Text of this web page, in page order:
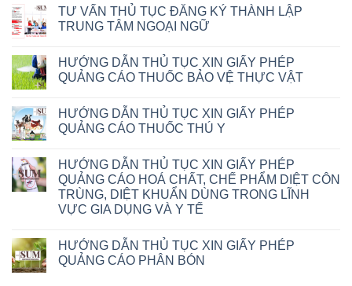
TƯ VẤN THỦ TỤC ĐĂNG KÝ THÀNH LẬP
TRUNG TÂM NGOẠI NGỮ
HƯỚNG DẪN THỦ TỤC XIN GIẤY PHÉP
QUẢNG CÁO THUỐC BẢO VỆ THỰC VẬT
HƯỚNG DẪN THỦ TỤC XIN GIẤY PHÉP
QUẢNG CÁO THUỐC THÚ Y
HƯỚNG DẪN THỦ TỤC XIN GIẤY PHÉP
QUẢNG CÁO HOÁ CHẤT, CHẾ PHẨM DIỆT CÔN
TRÙNG, DIỆT KHUẨN DÙNG TRONG LĨNH
VỰC GIA DỤNG VÀ Y TẾ
HƯỚNG DẪN THỦ TỤC XIN GIẤY PHÉP
QUẢNG CÁO PHÂN BÓN